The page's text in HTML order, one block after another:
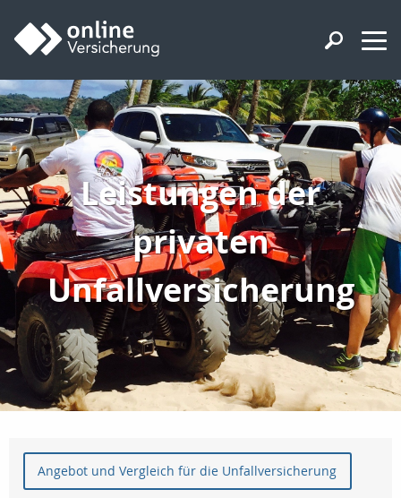
Leistungen der
privaten
Unfallversicherung
Angebot und Vergleich für die Unfallversicherung